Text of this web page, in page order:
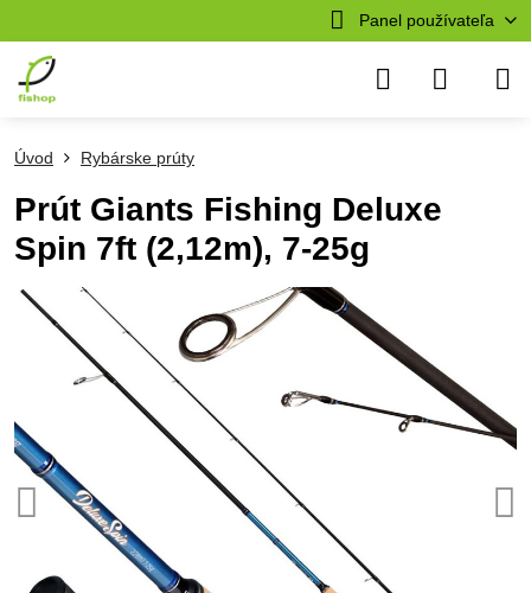
Panel používateľa
Úvod Rybárske prúty
Prút Giants Fishing Deluxe
Spin 7ft (2,12m), 7-25g